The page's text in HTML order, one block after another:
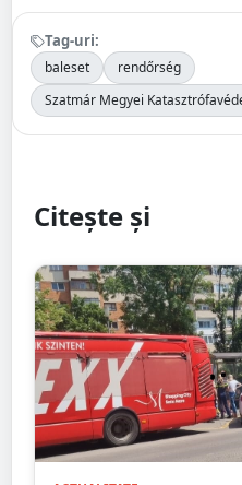
Tag-uri:
baleset
rendőrség
Szatmár Megyei
Citește și